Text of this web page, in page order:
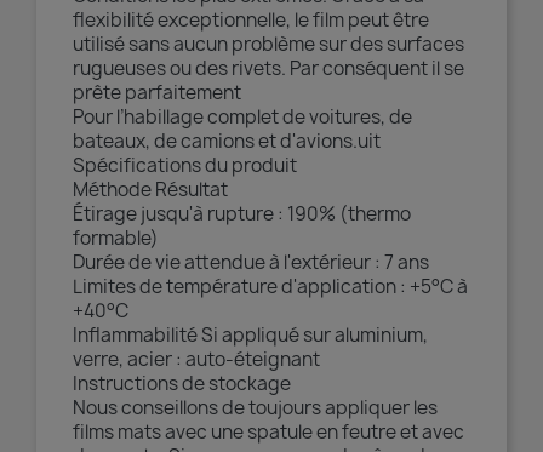
flexibilité exceptionnelle, le film peut être
utilisé sans aucun problème sur des surfaces
rugueuses ou des rivets. Par conséquent il se
prête parfaitement
Pour l’habillage complet de voitures, de
bateaux, de camions et d'avions.uit
Spécifications du produit
Méthode Résultat
Étirage jusqu'à rupture : 190% (thermo
formable)
Durée de vie attendue à l'extérieur : 7 ans
Limites de température d'application : +5°C à
+40°C
Inflammabilité Si appliqué sur aluminium,
verre, acier : auto-éteignant
Instructions de stockage
Nous conseillons de toujours appliquer les
films mats avec une spatule en feutre et avec